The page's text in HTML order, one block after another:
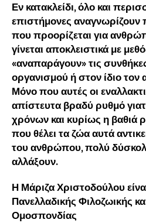
Εν κατακλείδι, όλο και
επιστήμονες
που προορίζεται για
γίνεται αποκλειστικά με
«αναπαράγουν» τις
οργανισμού ή στον ίδιο
Μόνο που αυτές οι
απίστευτα βραδύ ρυθμό
χρόνων και κυρίως η βαθιά
που θέλει τα ζώα αυτά
του ανθρώπου, πολύ
αλλάξουν.
Η Μάριζα Χριστοδούλου
Πανελλαδικής Φιλοζωικής
Ομοσπονδίας